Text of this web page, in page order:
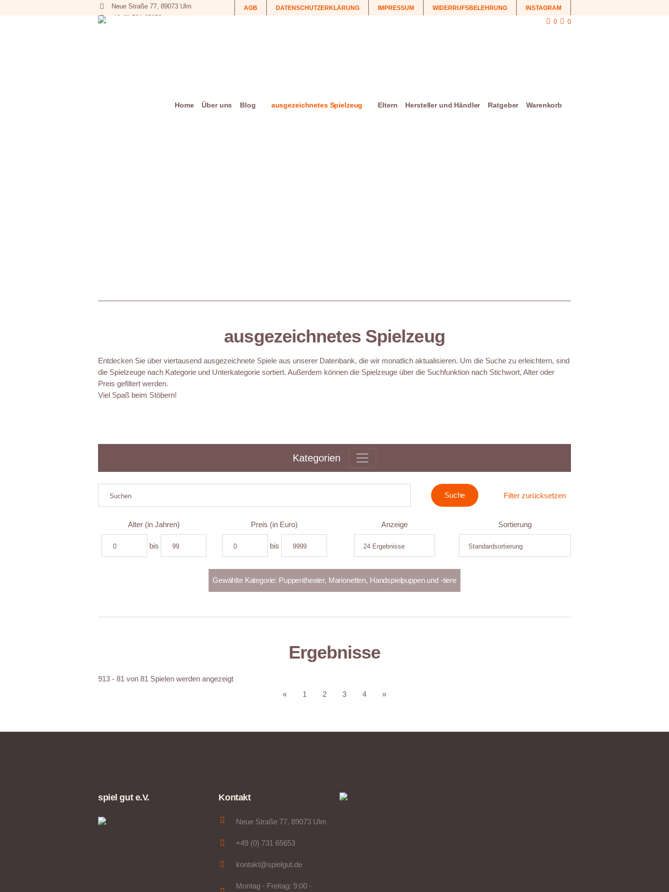
AGB DATENSCHUTZERKLÄRUNG IMPRESSUM WIDERRUFSBELEHRUNG INSTAGRAM
Neue Straße 77, 89073 Ulm
+49 (0) 731 65653
0 0
Home Über uns Blog ausgezeichnetes Spielzeug Eltern Hersteller und Händler Ratgeber Warenkorb
ausgezeichnetes Spielzeug
Entdecken Sie über viertausend ausgezeichnete Spiele aus unserer Datenbank, die wir monatlich aktualisieren. Um die Suche zu erleichtern, sind
die Spielzeuge nach Kategorie und Unterkategorie sortiert. Außerdem können die Spielzeuge über die Suchfunktion nach Stichwort, Alter oder
Preis gefiltert werden.
Viel Spaß beim Stöbern!
Kategorien
Filter zurücksetzen
Alter (in Jahren)
bis
Preis (in Euro)
bis
Anzeige Sortierung
Ergebnisse
913 - 81 von 81 Spielen werden angezeigt
«
1 2 3 4 »
spiel gut e.V. Kontakt
Neue Straße 77, 89073 Ulm
+49 (0) 731 65653
kontakt@spielgut.de
Montag - Freitag: 9:00 -